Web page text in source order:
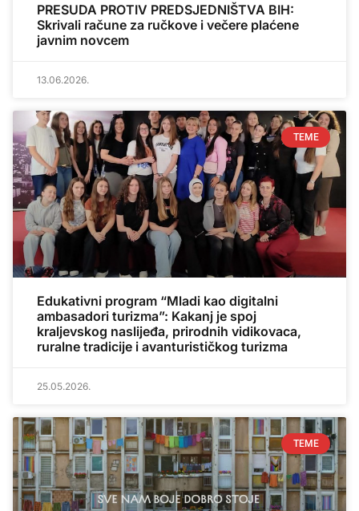
PRESUDA PROTIV PREDSJEDNIŠTVA BIH:
Skrivali račune za ručkove i večere plaćene
javnim novcem
13.06.2026.
TEME
Edukativni program “Mladi kao digitalni
ambasadori turizma”: Kakanj je spoj
kraljevskog naslijeđa, prirodnih vidikovaca,
ruralne tradicije i avanturističkog turizma
25.05.2026.
TEME